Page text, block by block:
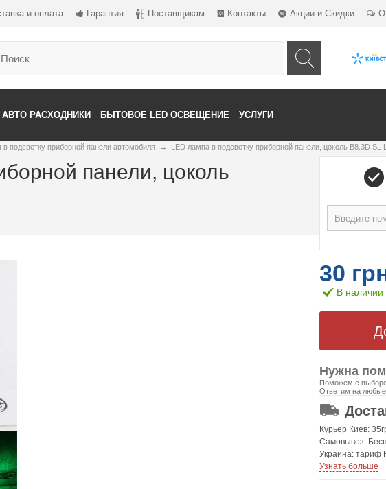
и оплата Гарантия Поставщикам Контакты Акции и Скидки
АВТО РАСХОДНИКИ БЫТОВОЕ LED ОСВЕЩЕНИЕ УСЛУГИ
подсветку приборной панели автомобиля → LED лампа в подсветку приборной панели, цоколь B8.3D SL
панели, цоколь
30
В наличии
Нужна
Поможем с
Ответим на
ОТ 499 ГРН.
Курьер Киев:
Самовывоз:
Украина: тариф
Узнать больше